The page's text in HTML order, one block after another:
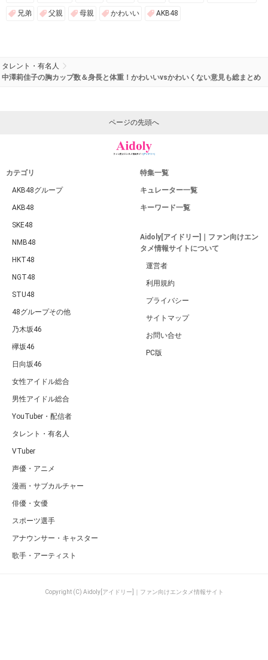
兄弟 父親 母親 かわいい AKB48
タレント・有名人
中澤莉佳子の胸カップ数＆身長と体重！かわいいvsかわいくない意見も総まとめ
ページの先頭へ
カテゴリ
AKB48グループ
AKB48
SKE48
NMB48
HKT48
NGT48
STU48
48グループその他
乃木坂46
欅坂46
日向坂46
女性アイドル総合
男性アイドル総合
YouTuber・配信者
タレント・有名人
VTuber
声優・アニメ
漫画・サブカルチャー
俳優・女優
スポーツ選手
アナウンサー・キャスター
歌手・アーティスト
特集一覧
キュレーター一覧
キーワード一覧
Aidoly[アイドリー]｜ファン向けエン
タメ情報サイトについて
運営者
利用規約
プライバシー
サイトマップ
お問い合せ
PC版
Copyright (C) Aidoly[アイドリー]｜ファン向けエンタメ情報サイト